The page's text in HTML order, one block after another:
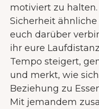
motiviert zu
Sicherheit
euch darüber
ihr eure
Tempo steigert,
und merkt, wie
Beziehung zu
Mit jemandem